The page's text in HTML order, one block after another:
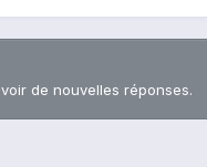
de nouvelles réponses.